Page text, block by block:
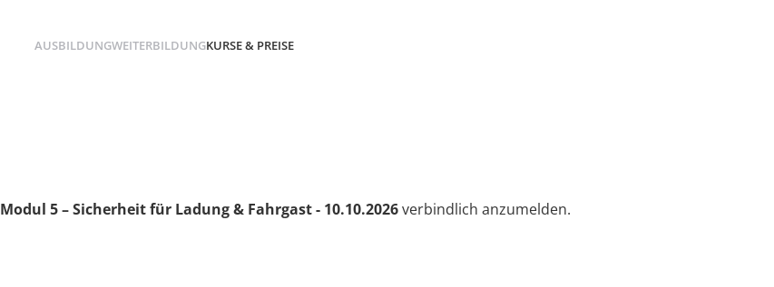
AUSBILDUNGWEITERBILDUNGKURSE & PREISE
Modul 5 – Sicherheit für Ladung & Fahrgast - 10.10.2026verbindlich anzumelden.